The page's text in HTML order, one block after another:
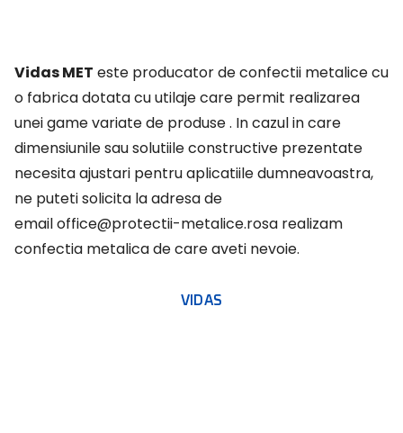
Vidas MET este producator de confectii metalice cu
o fabrica dotata cu utilaje care permit realizarea
unei game variate de produse . In cazul in care
dimensiunile sau solutiileconstructive prezentate
necesita ajustari pentru aplicatiile dumneavoastra,
ne puteti solicita la adresa de
emailoffice@protectii-metalice.rosa realizam
confectia metalica de care aveti nevoie.
VIDAS